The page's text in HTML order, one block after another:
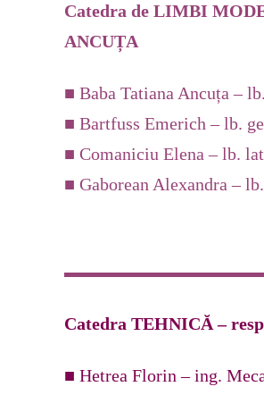
Catedra de LIMBI
ANCUȚA
■ Baba Tatiana Ancuța –
■ Bartfuss Emerich – lb.
■ Comaniciu Elena – lb.
■ Gaborean Alexandra –
Catedra TEHNICĂ –
■ Hetrea Florin – ing.